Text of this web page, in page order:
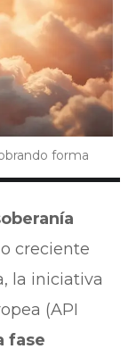
forma
creciente
la iniciativa
(API
fase